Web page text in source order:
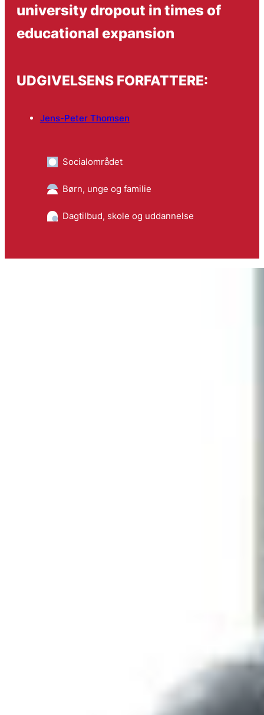
university dropout in times of
educational expansion
UDGIVELSENS FORFATTERE:
Jens-Peter Thomsen
Socialområdet
Børn, unge og familie
Dagtilbud, skole og uddannelse